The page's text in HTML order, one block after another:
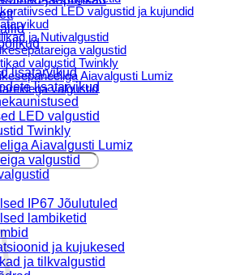
LED valgustid ja kujundid
ja Nutivalgustid
valgustid
valgustid Twinkly
Aiavalgusti Lumiz
valgustid
Lumiz
paigaldus
lisatarvikud
lisatarvikud
LED valgustid
Twinkly
Aiavalgusti Lumiz
valgustid
IP67 Jõulutuled
lambiketid
ja kujukesed
ja tilkvalgustid